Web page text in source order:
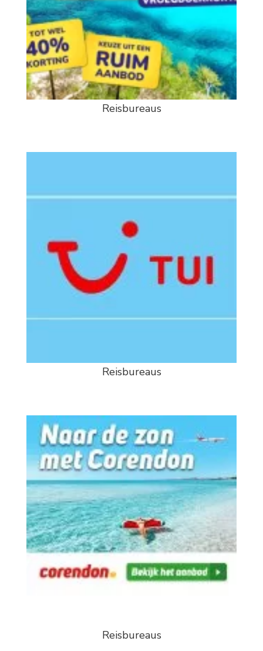
Reisbureaus
Reisbureaus
Reisbureaus